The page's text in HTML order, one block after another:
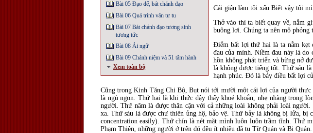
Bài 05 Đạo đế, bát chánh đạo
Bài 06 Quá trình văn tư tu
Bài 07 Bát chánh đạo tương sinh
tương tức
Bài 08 Ái ngữ
Bài 09 Chánh niệm và 51 tâm hành
Xem toàn bộ
Cái giận làm tôi xấu Biết vậy tôi
Thở vào thì ta biết quay về, nắm
buông lơi. Chúng ta nên mô phỏng
Điểm bất lợi thứ hai là ta nằm kẹt
đau của mình. Niềm đau này là
hồn không phát triển và bừng nở
là không được tiếng tốt. Thứ sáu
hạnh phúc. Đó là bảy điều bất lợi
Cũng trong Kinh Tăng Chi Bộ, Bụt nói tới mười một cái lợi của người
là ngủ ngon. Thứ hai là khi thức dậy thấy khoẻ khoắn, nhẹ nhàng trong
người. Thứ năm là được thân cận với cả những loài không phải loài
xa. Thứ sáu là được chư thiên ủng hộ, bảo vệ. Thứ bảy là không bị lửa, bị
concentration easily). Thứ chín là nét mặt mình luôn luôn trầm tĩnh. Thứ
Phạm Thiên, những người ở trên đó đều ít nhiều đã tu Từ Quán và Bi Quán.